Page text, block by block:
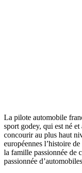
La pilote automobile
sport godey, qui est né
concourir au plus haut
européennes l’histoire
la famille passionnée de
passionnée